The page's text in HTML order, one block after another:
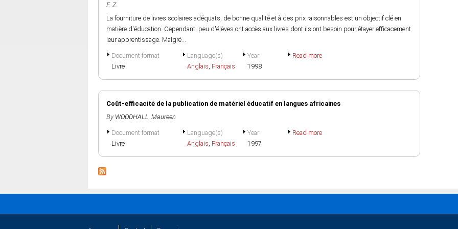
F. Z.
La fourniture de livres scolaires adéquats, de bonne qualité et à des prix raisonnables est un objectif clé en
matière d'éducation. Cependant, peu d'élèves ont accès aux livres dont ils ont besoin pour étayer efficacement
leur apprentissage. Malgré...
Document format
Livre
Language(s)
Anglais, Français
Year
1998
Read more
Coût-efficacité de la publication de matériel éducatif en langues africaines
By WOODHALL, Maureen
Document format
Livre
Language(s)
Anglais, Français
Year
1997
Read more